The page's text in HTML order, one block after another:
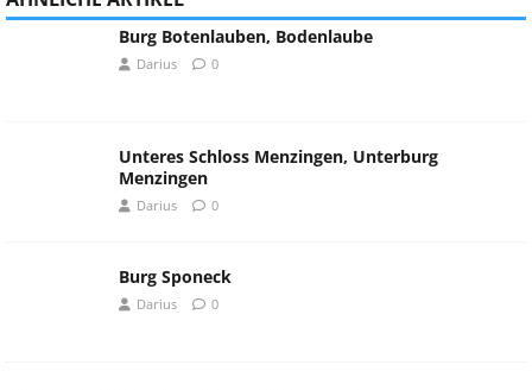
Burg Botenlauben, Bodenlaube
Darius 0
Unteres Schloss Menzingen, Unterburg
Menzingen
Darius 0
Burg Sponeck
Darius 0